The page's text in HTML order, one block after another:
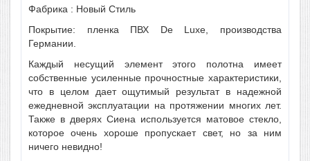
Фабрика : Новый Стиль
Покрытие: пленка ПВХ De Luxe, производства
Германии.
Каждый несущий элемент этого полотна имеет
собственные усиленные прочностные характеристики,
что в целом дает ощутимый результат в надежной
ежедневной эксплуатации на протяжении многих лет.
Также в дверях Сиена используется матовое стекло,
которое очень хороше пропускает свет, но за ним
ничего невидно!